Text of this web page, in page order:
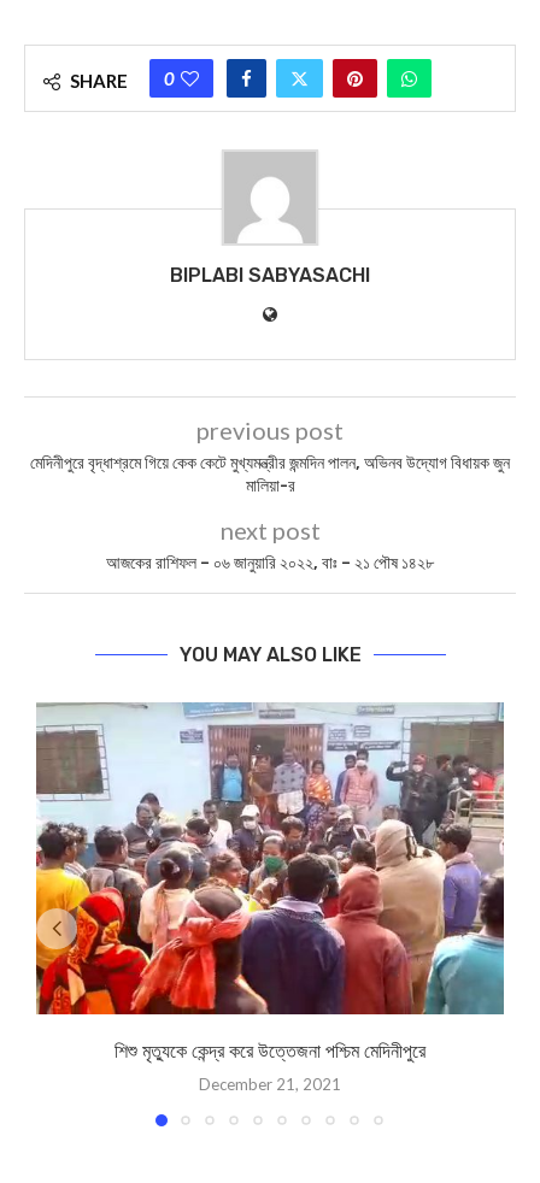
SHARE 0
BIPLABI SABYASACHI
previous post
মেদিনীপুরে বৃদ্ধাশ্রমে গিয়ে কেক কেটে মুখ্যমন্ত্রীর জন্মদিন পালন, অভিনব উদ্যোগ বিধায়ক জুন
মালিয়া-র
next post
আজকের রাশিফল – ০৬ জানুয়ারি ২০২২, বাঃ – ২১ পৌষ ১৪২৮
YOU MAY ALSO LIKE
শিশু মৃত্যুকে কেন্দ্র করে উত্তেজনা পশ্চিম মেদিনীপুরে
December 21, 2021